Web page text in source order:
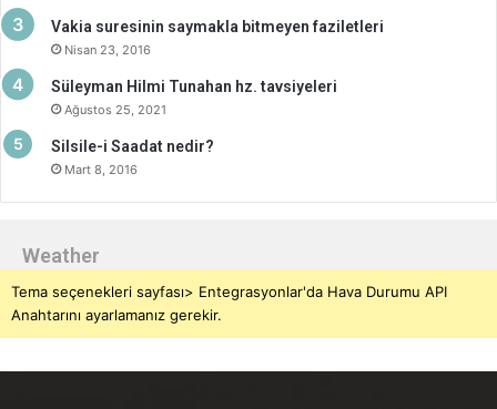
Vakia suresinin saymakla bitmeyen faziletleri
Nisan 23, 2016
Süleyman Hilmi Tunahan hz. tavsiyeleri
Ağustos 25, 2021
Silsile-i Saadat nedir?
Mart 8, 2016
Weather
Tema seçenekleri sayfası> Entegrasyonlar'da Hava Durumu API
Anahtarını ayarlamanız gerekir.